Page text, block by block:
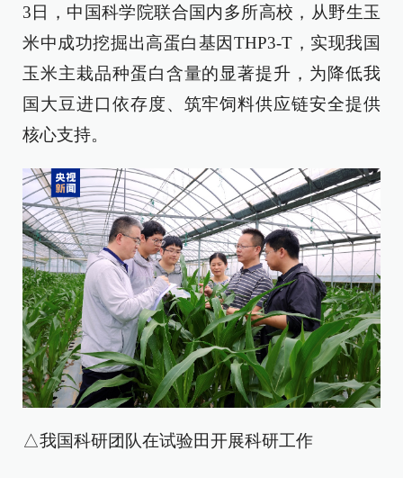
3日，中国科学院联合国内多所高校，从野生玉
米中成功挖掘出高蛋白基因THP3-T，实现我国
玉米主栽品种蛋白含量的显著提升，为降低我
国大豆进口依存度、筑牢饲料供应链安全提供
核心支持。
△我国科研团队在试验田开展科研工作